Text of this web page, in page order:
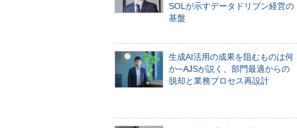
SOLが示すデータドリブン経営の
基盤
生成AI活用の成果を阻むものは何
か─AJSが説く、部門最適からの
脱却と業務プロセス再設計